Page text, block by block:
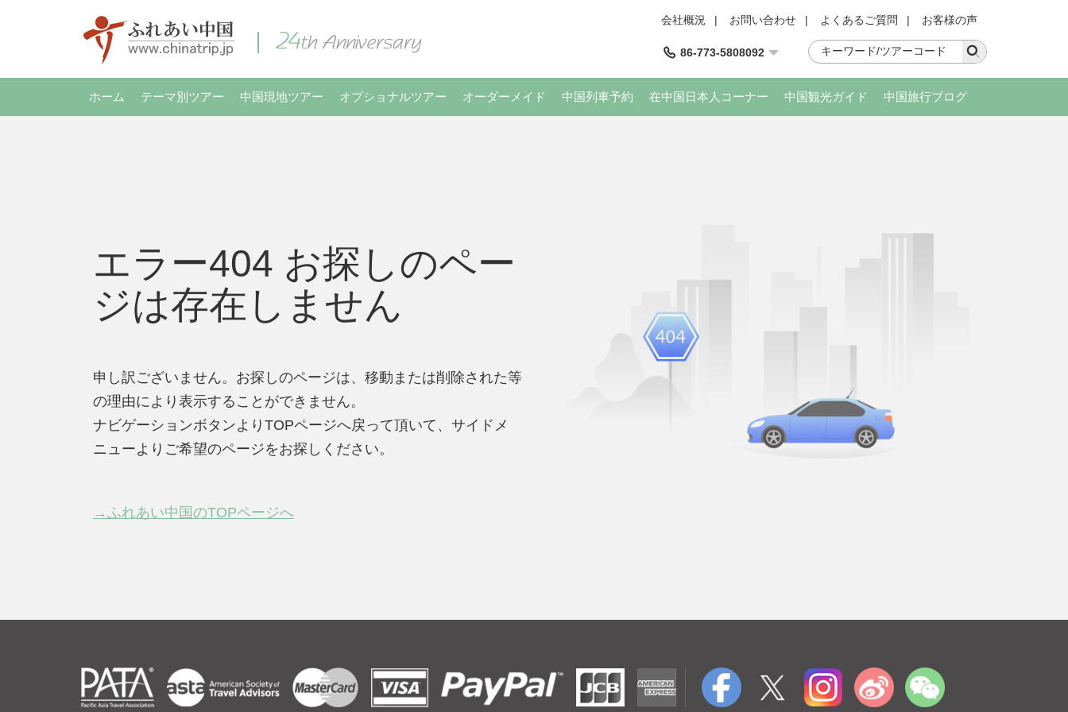
会社概況 | お問い合わせ | よくあるご質問 | お客様の声
86-773-5808092
ホーム テーマ別ツアー 中国現地ツアー オプショナルツアー オーダーメイド 中国列車予約 在中国日本人コーナー 中国観光ガイド 中国旅行ブログ
エラー404 お探しのペー
ジは存在しません
申し訳ございません。お探しのページは、移動または削除された等
の理由により表示することができません。
ナビゲーションボタンよりTOPページへ戻って頂いて、サイドメ
ニューよりご希望のページをお探しください。
→ふれあい中国のTOPページへ